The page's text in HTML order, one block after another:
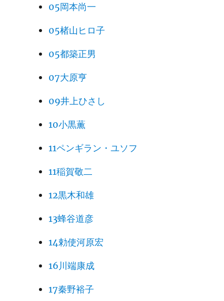
05岡本尚一
05楮山ヒロ子
05都築正男
07大原亨
09井上ひさし
10小黒薫
11ペンギラン・ユソフ
11稲賀敬二
12黒木和雄
13蜂谷道彦
14勅使河原宏
16川端康成
17秦野裕子